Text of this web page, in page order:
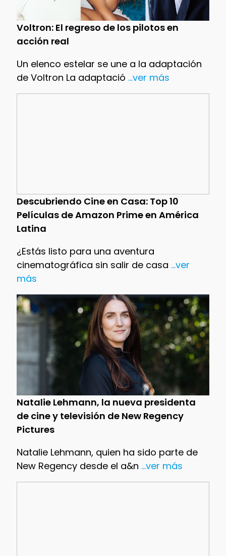
Voltron: El regreso de los pilotos en
acción real
Un elenco estelar se une a la adaptación
de Voltron La adaptació ...ver más
Descubriendo Cine en Casa: Top 10
Películas de Amazon Prime en América
Latina
¿Estás listo para una aventura
cinematográfica sin salir de casa ...ver
más
Natalie Lehmann, la nueva presidenta
de cine y televisión de New Regency
Pictures
Natalie Lehmann, quien ha sido parte de
New Regency desde el a&n ...ver más